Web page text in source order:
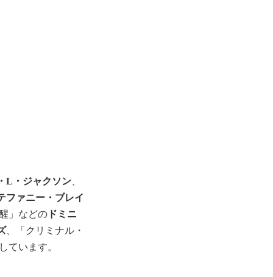
L・ジャクソン
ファニー・ブレイ
」などの ドミニ
、「クリミナル・
ています。